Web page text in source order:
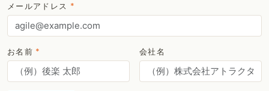
メールアドレス *
お名前 * 会社名